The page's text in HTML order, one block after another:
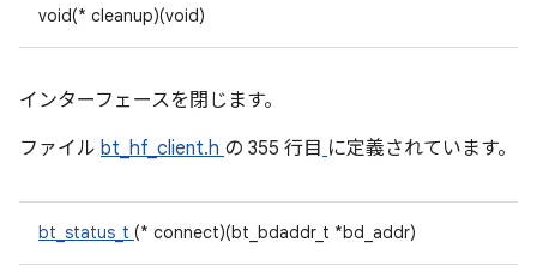
void(* cleanup)(void)
インターフェースを閉じます。
ファイル bt_hf_client.h の 355 行目 に定義されています。
bt_status_t (* connect)(bt_bdaddr_t *bd_addr)